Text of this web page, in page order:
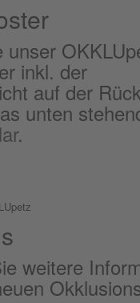
unser
inkl. der
auf der
unten
.
weitere